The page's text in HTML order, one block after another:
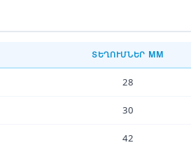
ՏԵՂՈՒՄՆԵՐ ММ
28
30
42